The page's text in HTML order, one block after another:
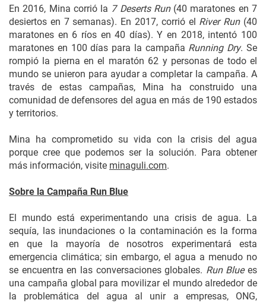
En 2016, Mina corrió la 7 Deserts Run(40 maratones en 7
desiertos en 7 semanas). En 2017, corrió el River Run(40
maratones en 6 ríos en 40 días). Y en 2018, intentó 100
maratones en 100 días para la campaña Running Dry. Se
rompió la pierna en el maratón 62 y personas de todo el
mundo se unieron para ayudar a completar la campaña. A
través de estas campañas, Mina ha construido una
comunidad de defensores del agua en más de 190 estados
y territorios.
Mina ha comprometido su vida con la crisis del agua
porque cree que podemos ser la solución. Para obtener
más información, visite minaguli.com.
Sobre la Campaña Run Blue
El mundo está experimentando una crisis de agua. La
sequía, las inundaciones o la contaminación es la forma
en que la mayoría de nosotros experimentará esta
emergencia climática; sin embargo, el agua a menudo no
se encuentra en las conversaciones globales. Run Bluees
una campaña global para movilizar el mundo alrededor de
la problemática del agua al unir a empresas, ONG,